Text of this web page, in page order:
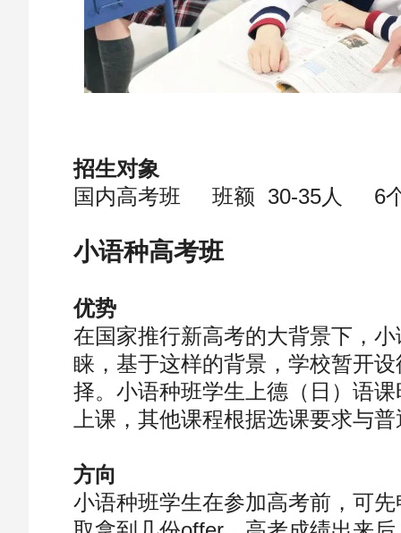
招生对象
国内高考班 班额 30-35人 6
小语种高考班
优势
在国家推行新高考的大背景下，
睐，基于这样的背景，学校暂开
择。小语种班学生上德（日）语
上课，其他课程根据选课要求与
方向
小语种班学生在参加高考前，可